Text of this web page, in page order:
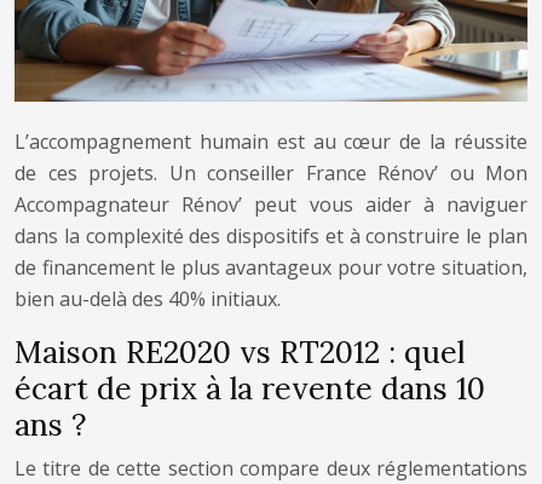
L’accompagnement humain est au cœur de la réussite
de ces projets. Un conseiller France Rénov’ ou Mon
Accompagnateur Rénov’ peut vous aider à naviguer
dans la complexité des dispositifs et à construire le plan
de financement le plus avantageux pour votre situation,
bien au-delà des 40% initiaux.
Maison RE2020 vs RT2012 : quel
écart de prix à la revente dans 10
ans ?
Le titre de cette section compare deux réglementations